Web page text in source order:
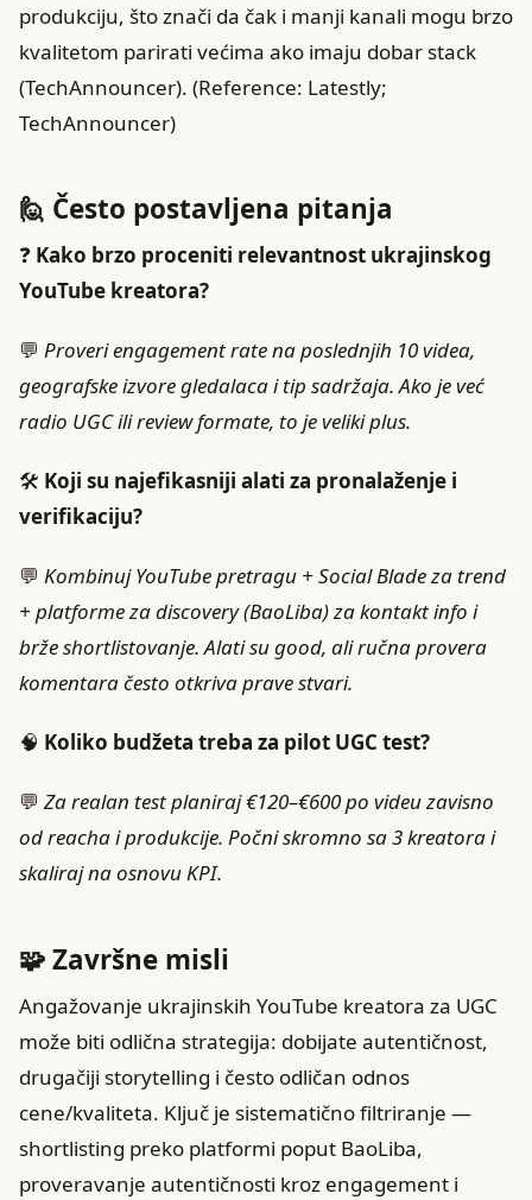
produkciju, što znači da čak i manji kanali mogu brzo
kvalitetom parirati većima ako imaju dobar stack
(TechAnnouncer). (Reference: Latestly;
TechAnnouncer)
🙋 Često postavljena pitanja
❓ Kako brzo proceniti relevantnost ukrajinskog
YouTube kreatora?
💬 Proveri engagement rate na poslednjih 10 videa,
geografske izvore gledalaca i tip sadržaja. Ako je već
radio UGC ili review formate, to je veliki plus.
🛠️ Koji su najefikasniji alati za pronalaženje i
verifikaciju?
💬 Kombinuj YouTube pretragu + Social Blade za trend
+ platforme za discovery (BaoLiba) za kontakt info i
brže shortlistovanje. Alati su good, ali ručna provera
komentara često otkriva prave stvari.
🧠 Koliko budžeta treba za pilot UGC test?
💬 Za realan test planiraj €120–€600 po videu zavisno
od reacha i produkcije. Počni skromno sa 3 kreatora i
skaliraj na osnovu KPI.
🧩 Završne misli
Angažovanje ukrajinskih YouTube kreatora za UGC
može biti odlična strategija: dobijate autentičnost,
drugačiji storytelling i često odličan odnos
cene/kvaliteta. Ključ je sistematično filtriranje —
shortlisting preko platformi poput BaoLiba,
proveravanje autentičnosti kroz engagement i